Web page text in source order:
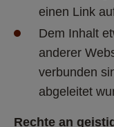
einen Link
Dem Inhalt
anderer
verbunden
abgeleitet
Rechte an